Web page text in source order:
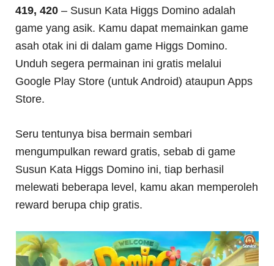
419, 420 – Susun Kata Higgs Domino adalah
game yang asik. Kamu dapat memainkan game
asah otak ini di dalam game Higgs Domino.
Unduh segera permainan ini gratis melalui
Google Play Store (untuk Android) ataupun Apps
Store.
Seru tentunya bisa bermain sembari
mengumpulkan reward gratis, sebab di game
Susun Kata Higgs Domino ini, tiap berhasil
melewati beberapa level, kamu akan memperoleh
reward berupa chip gratis.